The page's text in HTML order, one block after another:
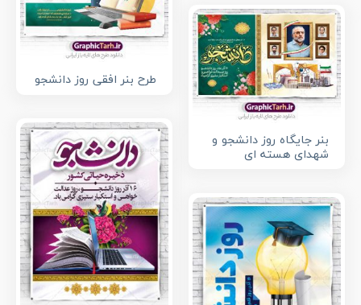
طرح بنر افقی روز دانشجو
بنر جایگاه روز دانشجو و
شهدای هسته ای